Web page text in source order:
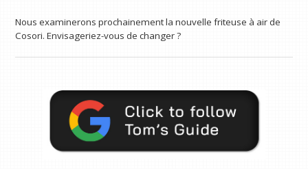
Nous examinerons prochainement la nouvelle friteuse à air de
Cosori. Envisageriez-vous de changer ?